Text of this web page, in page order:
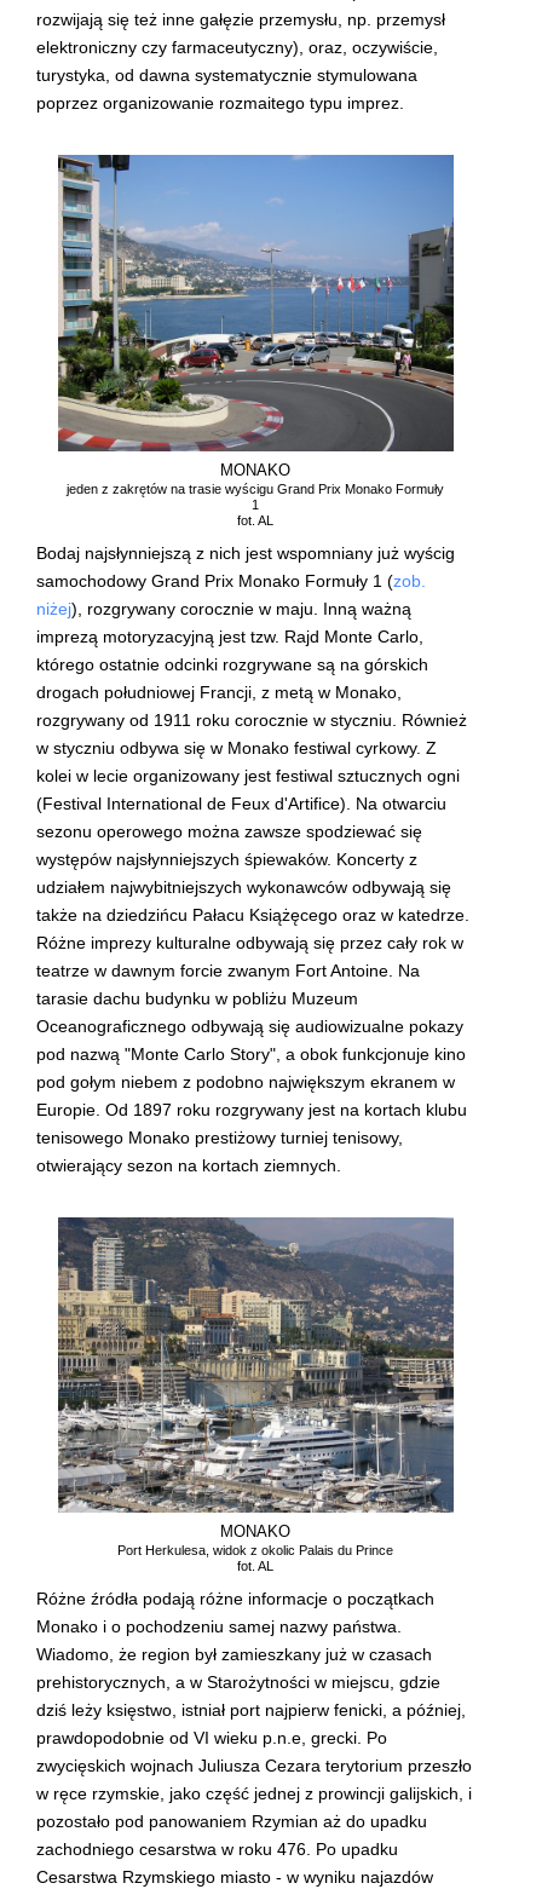
rozwijają się też inne gałęzie przemysłu, np. przemysł
elektroniczny czy farmaceutyczny), oraz, oczywiście,
turystyka, od dawna systematycznie stymulowana
poprzez organizowanie rozmaitego typu imprez.
MONAKO
jeden z zakrętów na trasie wyścigu Grand Prix Monako Formuły
1
fot. AL
Bodaj najsłynniejszą z nich jest wspomniany już wyścig
samochodowy Grand Prix Monako Formuły 1 (zob.
niżej), rozgrywany corocznie w maju. Inną ważną
imprezą motoryzacyjną jest tzw. Rajd Monte Carlo,
którego ostatnie odcinki rozgrywane są na górskich
drogach południowej Francji, z metą w Monako,
rozgrywany od 1911 roku corocznie w styczniu. Również
w styczniu odbywa się w Monako festiwal cyrkowy. Z
kolei w lecie organizowany jest festiwal sztucznych ogni
(Festival International de Feux d'Artifice). Na otwarciu
sezonu operowego można zawsze spodziewać się
występów najsłynniejszych śpiewaków. Koncerty z
udziałem najwybitniejszych wykonawców odbywają się
także na dziedzińcu Pałacu Książęcego oraz w katedrze.
Różne imprezy kulturalne odbywają się przez cały rok w
teatrze w dawnym forcie zwanym Fort Antoine. Na
tarasie dachu budynku w pobliżu Muzeum
Oceanograficznego odbywają się audiowizualne pokazy
pod nazwą "Monte Carlo Story", a obok funkcjonuje kino
pod gołym niebem z podobno największym ekranem w
Europie. Od 1897 roku rozgrywany jest na kortach klubu
tenisowego Monako prestiżowy turniej tenisowy,
otwierający sezon na kortach ziemnych.
MONAKO
Port Herkulesa, widok z okolic Palais du Prince
fot. AL
Różne źródła podają różne informacje o początkach
Monako i o pochodzeniu samej nazwy państwa.
Wiadomo, że region był zamieszkany już w czasach
prehistorycznych, a w Starożytności w miejscu, gdzie
dziś leży księstwo, istniał port najpierw fenicki, a później,
prawdopodobnie od VI wieku p.n.e, grecki. Po
zwycięskich wojnach Juliusza Cezara terytorium przeszło
w ręce rzymskie, jako część jednej z prowincji galijskich, i
pozostało pod panowaniem Rzymian aż do upadku
zachodniego cesarstwa w roku 476. Po upadku
Cesarstwa Rzymskiego miasto - w wyniku najazdów